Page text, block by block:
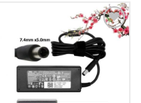
Add to
Wishlist